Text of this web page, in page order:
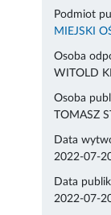
Podmiot
MIEJSKI
Osoba
WITOLD
Osoba
TOMASZ
Data
2022-07-
Data
2022-07-